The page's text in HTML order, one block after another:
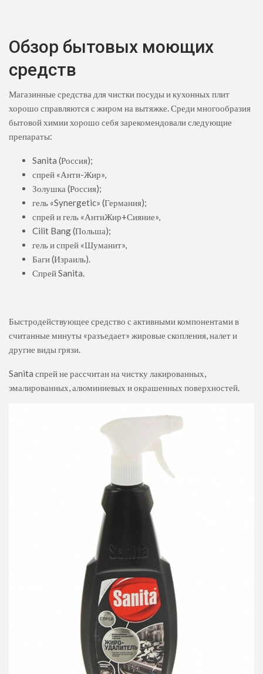
Обзор бытовых моющих
средств
Магазинные средства для чистки посуды и кухонных плит
хорошо справляются с жиром на вытяжке. Среди многообразия
бытовой химии хорошо себя зарекомендовали следующие
препараты:
Sanita (Россия);
спрей «Анти-Жир»,
Золушка (Россия);
гель «Synergetic» (Германия);
спрей и гель «АнтиЖир+Сияние»,
Cilit Bang (Польша);
гель и спрей «Шуманит»,
Баги (Израиль).
Спрей Sanita.
Быстродействующее средство с активными компонентами в
считанные минуты «разъедает» жировые скопления, налет и
другие виды грязи.
Sanita спрей не рассчитан на чистку лакированных,
эмалированных, алюминиевых и окрашенных поверхностей.